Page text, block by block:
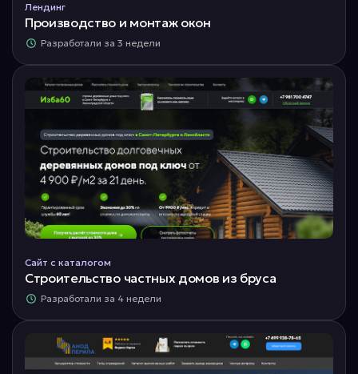
Лендинг
Производство и монтаж окон
Разработали за 3 недели
Сайт с каталогом
Строительство частных домов из бруса
Разработали за 4 недели